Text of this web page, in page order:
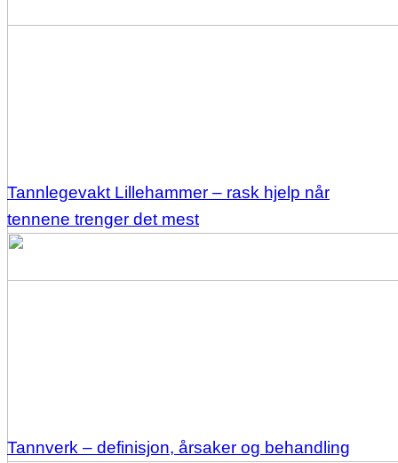
Tannlegevakt Lillehammer – rask hjelp når
tennene trenger det mest
Tannverk – definisjon, årsaker og behandling